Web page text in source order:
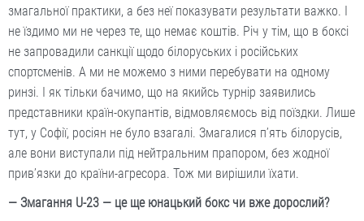
змагальної практики, а без неї показувати результати важко. І
не їздимо ми не через те, що немає коштів. Річ у тім, що в боксі
не запровадили санкції щодо білоруських і російських
спортсменів. А ми не можемо з ними перебувати на одному
ринзі. І як тільки бачимо, що на якийсь турнір заявились
представники країн-окупантів, відмовляємось від поїздки. Лише
тут, у Софії, росіян не було взагалі. Змагалися п’ять білорусів,
але вони виступали під нейтральним прапором, без жодної
прив’язки до країни-агресора. Тож ми вирішили їхати.
— Змагання U-23 — це ще юнацький бокс чи вже дорослий?